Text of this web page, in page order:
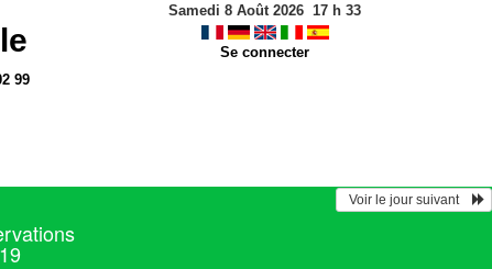
99
Samedi 8 Août 2026 17 h 33
Se connecter
  Voir le jour suivant